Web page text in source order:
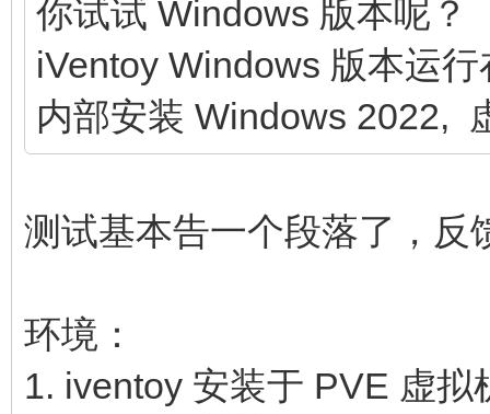
你试试 Windows 版本呢？
iVentoy Windows 版本运
内部安装 Windows 2022,
测试基本告一个段落了，反
环境：
1. iventoy 安装于 PVE 虚